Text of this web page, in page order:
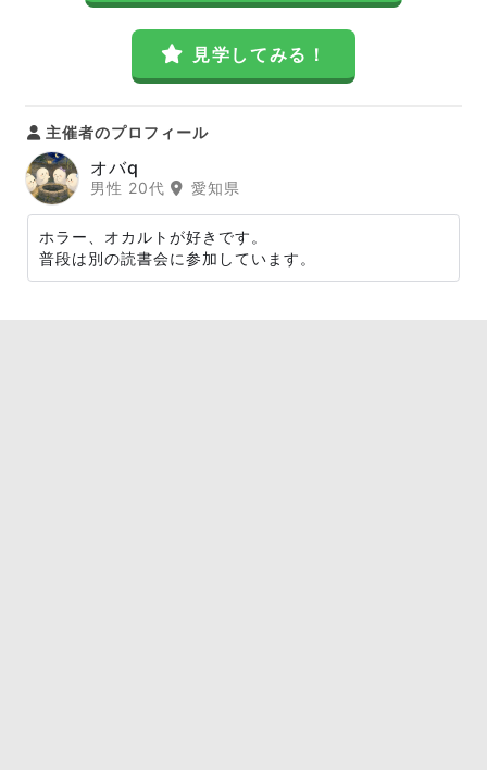
見学してみる！
主催者のプロフィール
オバq
男性 20代 愛知県
ホラー、オカルトが好きです。
普段は別の読書会に参加しています。